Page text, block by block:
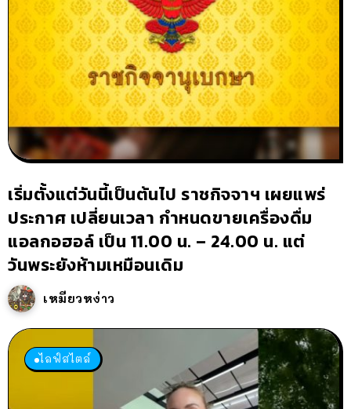
เริ่มตั้งแต่วันนี้เป็นต้นไป ราชกิจจาฯ เผยแพร่
ประกาศ เปลี่ยนเวลา กำหนดขายเครื่องดื่ม
แอลกอฮอล์ เป็น 11.00 น. – 24.00 น. แต่
วันพระยังห้ามเหมือนเดิม
เหมียวหง่าว
ไลฟ์สไตล์